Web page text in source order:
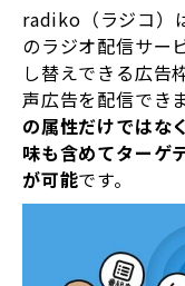
radiko（ラジコ）
のラジオ配信サー
し替えできる広告
声広告を配信でき
の属性だけではな
味も含めてターゲ
が可能です。